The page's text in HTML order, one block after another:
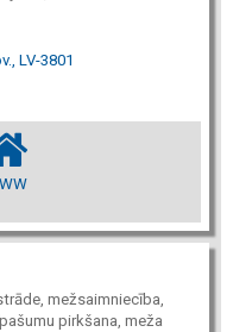
LV-3801
mežsaimniecība,
pirkšana, meža